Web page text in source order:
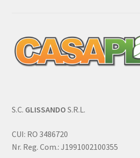
S.C. GLISSANDO S.R.L.
CUI: RO 3486720
Nr. Reg. Com.: J1991002100355